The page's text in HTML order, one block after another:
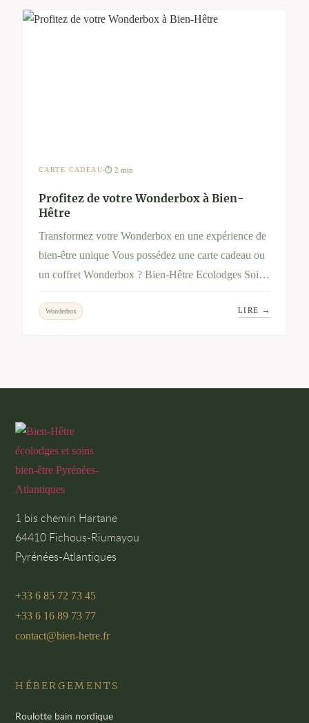
saison comme un véritable renouveau pour votre
CARTE CADEAU ⏱ 2 min
Profitez de votre Wonderbox à Bien-
Hêtre
Transformez votre Wonderbox en une expérience de
bien-être unique Vous possédez une carte cadeau ou
un coffret Wonderbox ? Bien-Hêtre Ecolodges Soins
& Nature vous invite à vivre une parenthèse de
sérénité et d’évasion au cœur de la nature.
Découvrez nos séjours et soins dédiés à votre bien-
Wonderbox LIRE →
1 bis chemin Hartane
64410 Fichous-Riumayou
Pyrénées-Atlantiques
+33 6 85 72 73 45
+33 6 16 89 73 77
contact@bien-hetre.fr
HÉBERGEMENTS
Roulotte bain nordique